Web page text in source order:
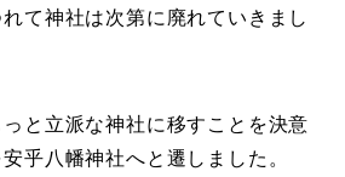
て神社は次第に廃れていきまし
と立派な神社に移すことを決意
乎八幡神社へと遷しました。